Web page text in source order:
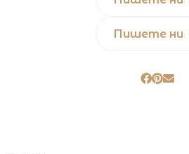
Пишете ни